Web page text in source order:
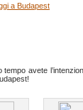
a Budapest
avete